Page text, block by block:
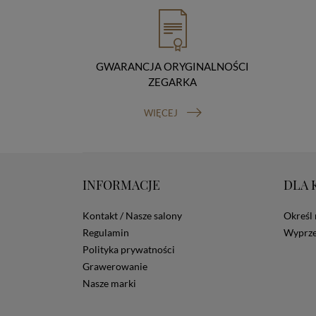
GWARANCJA ORYGINALNOŚCI
ZEGARKA
WIĘCEJ
INFORMACJE
Kontakt / Nasze salony
Regulamin
Polityka prywatności
Grawerowanie
Nasze marki
DLA
Określ